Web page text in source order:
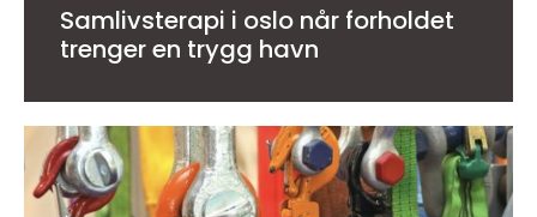
Samlivsterapi i oslo når forholdet
trenger en trygg havn